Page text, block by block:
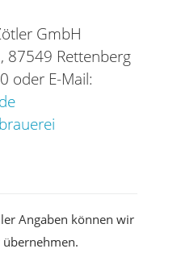
GmbH
87549 Rettenberg
oder E-Mail:
Angaben können wir